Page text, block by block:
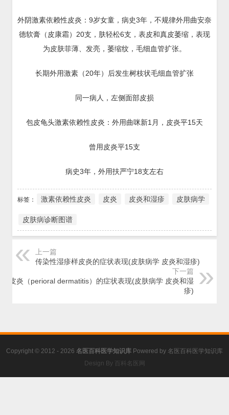
外阴激素依赖性皮炎：9岁女童，病史3年，不规律外用曲安奈
德软膏（皮康霜）20支，肤轻松6支，表皮和真皮萎缩，表现
为皮肤菲薄、发亮，萎缩纹，毛细血管扩张。
长期外用激素（20年）后发生树枝状毛细血管扩张
同一病人，左侧面部皮损
包皮龟头激素依赖性皮炎：外用曲咪新1月，皮炎平15天
曾用皮炎平15支
病史3年，外用扶严宁18支左右
标签： 激素依赖性皮炎 皮炎 皮炎和湿疹 皮肤病学
皮肤病诊断图谱
上一篇
传染性湿疹样皮炎的症状表现(皮肤病学 皮炎和湿疹)
下一篇
周皮炎（perioral dermatitis）的症状表现(皮肤病学 皮炎和湿
疹)
Copyright © 2012 - 2026 名医百科医学知识库 Powered by 名医百科医学知识库
Design By 百科名医网